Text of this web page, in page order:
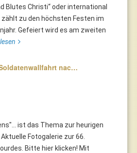
Blutes Christi“ oder international
zählt zu den höchsten Festen im
Gefeiert wird es am zweiten
nac…
ist das Thema zur heurigen
Fotogalerie zur 66.
Bitte hier klicken! Mit